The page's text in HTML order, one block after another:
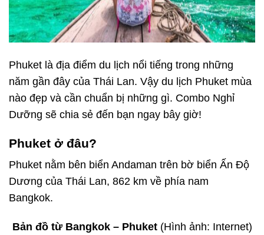
Phuket là địa điểm du lịch nổi tiếng trong những
năm gần đây của Thái Lan. Vậy du lịch Phuket mùa
nào đẹp và cần chuẩn bị những gì. Combo Nghỉ
Dưỡng sẽ chia sẻ đến bạn ngay bây giờ!
Phuket ở đâu?
Phuket nằm bên biển Andaman trên bờ biển Ấn Độ
Dương của Thái Lan, 862 km về phía nam
Bangkok.
Bản đồ từ Bangkok – Phuket (Hình ảnh: Internet)